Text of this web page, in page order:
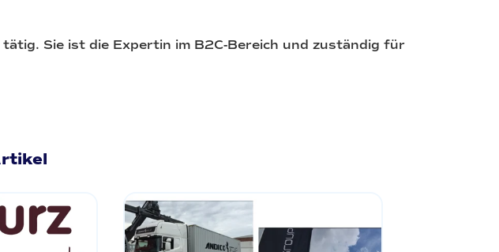
Sie ist die Expertin im B2C-Bereich und zuständig für